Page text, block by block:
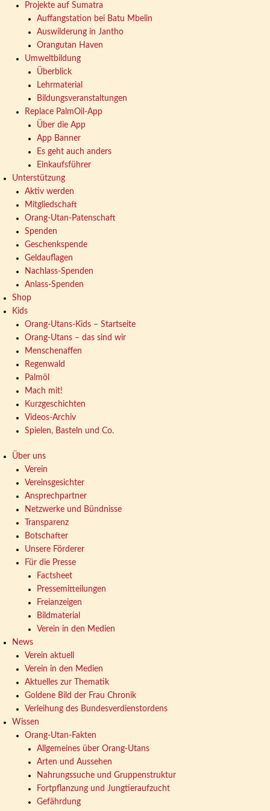
Projekte auf Sumatra
Auffangstation bei Batu Mbelin
Auswilderung in Jantho
Orangutan Haven
Umweltbildung
Überblick
Lehrmaterial
Bildungsveranstaltungen
Replace PalmOil-App
Über die App
App Banner
Es geht auch anders
Einkaufsführer
Unterstützung
Aktiv werden
Mitgliedschaft
Orang-Utan-Patenschaft
Spenden
Geschenkspende
Geldauflagen
Nachlass-Spenden
Anlass-Spenden
Shop
Kids
Orang-Utans-Kids – Startseite
Orang-Utans – das sind wir
Menschenaffen
Regenwald
Palmöl
Mach mit!
Kurzgeschichten
Videos-Archiv
Spielen, Basteln und Co.
Über uns
Verein
Vereinsgesichter
Ansprechpartner
Netzwerke und Bündnisse
Transparenz
Botschafter
Unsere Förderer
Für die Presse
Factsheet
Pressemitteilungen
Freianzeigen
Bildmaterial
Verein in den Medien
News
Verein aktuell
Verein in den Medien
Aktuelles zur Thematik
Goldene Bild der Frau Chronik
Verleihung des Bundesverdienstordens
Wissen
Orang-Utan-Fakten
Allgemeines über Orang-Utans
Arten und Aussehen
Nahrungssuche und Gruppenstruktur
Fortpflanzung und Jungtieraufzucht
Gefährdung